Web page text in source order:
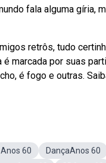
fala alguma gíria,
retrôs, tudo
marcada por suas
é fogo e outras.
60 DançaAnos 60